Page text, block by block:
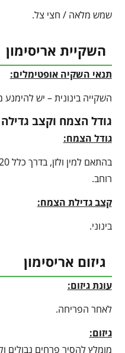
שמש מלאה / חצי צל.
השקיית אריסימון
תנאי השקיה אופטימלים:
השקייה בינונית – יש
גודל הצמח וקצב גדילה
גודל הצמח:
רוחב.
קצב גדילת הצמח:
בינוני.
גיזום אריסימון
עונת גיזום:
לאחר הפריחה.
גיזום:
מומלץ להסיר פרחים